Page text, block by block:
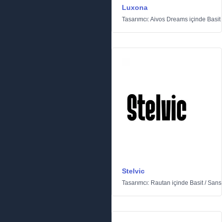
Luxona
Tasarımcı:Aivos Dreams içinde Basit
Stelvic
Tasarımcı: Rautan içinde Basit/